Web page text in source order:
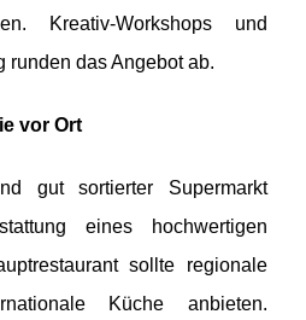
Kreativ-Workshops und
runden das Angebot ab.
vor Ort
gut sortierter Supermarkt
eines hochwertigen
sollte regionale
Küche anbieten.